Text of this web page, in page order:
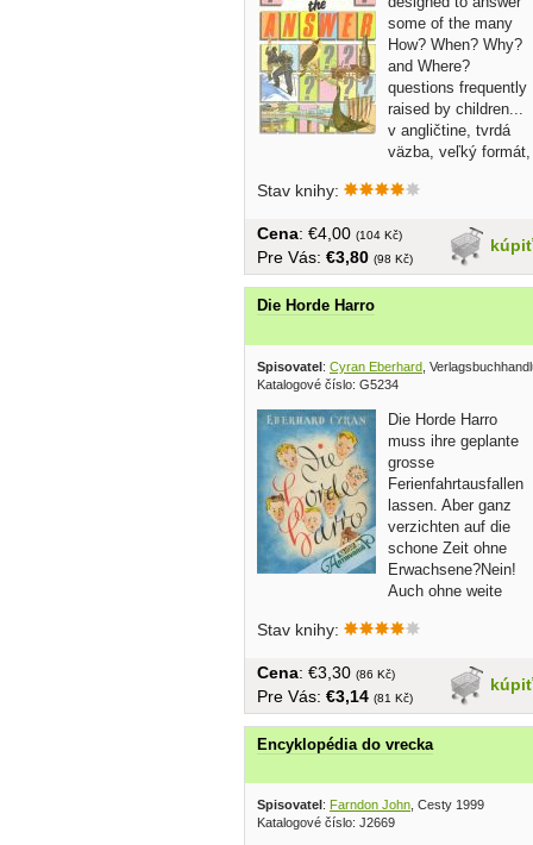
some of the many
How? When? Why?
and Where?
questions frequently
raised by children...
v angličtine, tvrdá
väzba, veľký formát,
Stav knihy:
kúpiť
Cena: €4,00 (104 Kč)
Pre Vás: €3,80 (98 Kč)
Die Horde Harro
Spisovatel: Cyran Eberhard ,
Katalogové číslo: G5234
Die Horde Harro
muss ihre geplante
grosse
Ferienfahrtausfallen
lassen. Aber ganz
verzichten auf die
schone Zeit ohne
Erwachsene?Nein!
Auch ohne weite
Stav knihy:
kúpiť
Cena: €3,30 (86 Kč)
Pre Vás: €3,14 (81 Kč)
Encyklopédia do vrecka
Spisovatel : Farndon John , Cesty 1999
Katalogové číslo: J2669